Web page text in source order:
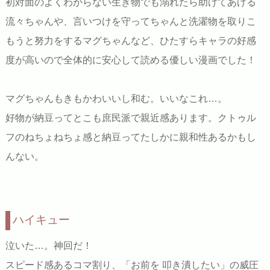
初対面のよくわからない生き物でも溺れたら助けてあげる
流々ちゃんや、言いつけを守ってちゃんと洗濯物を取りこ
もうと努力をするマグちゃんなど、ひたすらキャラの好感
度が高いので全体的に安心して読める優しい漫画でした！
マグちゃんもきもかわいいし和む。いいなこれ…。
好物が納豆ってとこも庶民派で親近感あります。クトゥル
フのねちょねちょ感と納豆ってたしかに親和性あるかもし
んない。
ハイキュー
泣いた…。神回だ！
スピード感あるコマ割り、「お前を 叩き潰したい」の威圧